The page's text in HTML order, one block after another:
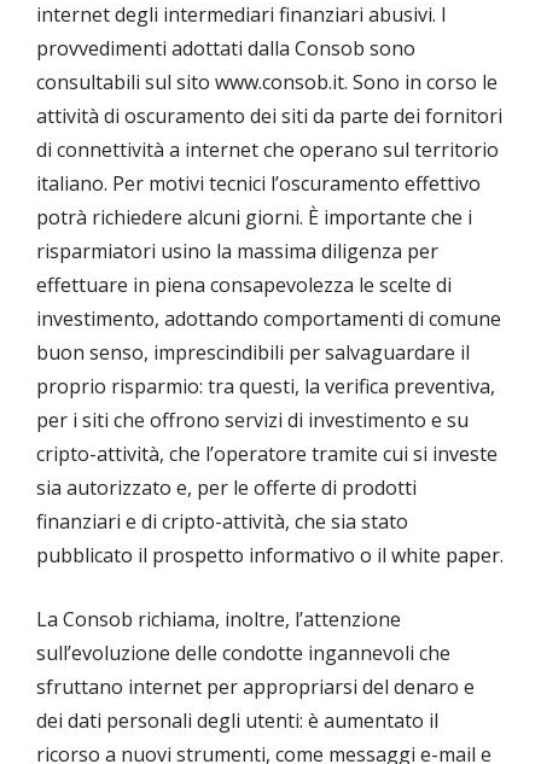
internet degli intermediari finanziari abusivi. I
provvedimenti adottati dalla Consob sono
consultabili sul sito www.consob.it. Sono in corso le
attività di oscuramento dei siti da parte dei fornitori
di connettività a internet che operano sul territorio
italiano. Per motivi tecnici l’oscuramento effettivo
potrà richiedere alcuni giorni. È importante che i
risparmiatori usino la massima diligenza per
effettuare in piena consapevolezza le scelte di
investimento, adottando comportamenti di comune
buon senso, imprescindibili per salvaguardare il
proprio risparmio: tra questi, la verifica preventiva,
per i siti che offrono servizi di investimento e su
cripto-attività, che l’operatore tramite cui si investe
sia autorizzato e, per le offerte di prodotti
finanziari e di cripto-attività, che sia stato
pubblicato il prospetto informativo o il white paper.
La Consob richiama, inoltre, l’attenzione
sull’evoluzione delle condotte ingannevoli che
sfruttano internet per appropriarsi del denaro e
dei dati personali degli utenti: è aumentato il
ricorso a nuovi strumenti, come messaggi e-mail e